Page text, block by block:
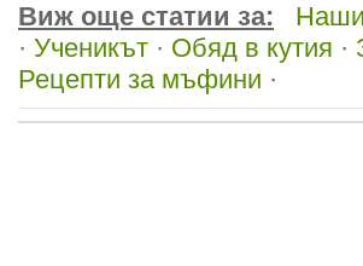
Виж още статии за:
· Ученикът · Обяд в кутия ·
Рецепти за мъфини ·